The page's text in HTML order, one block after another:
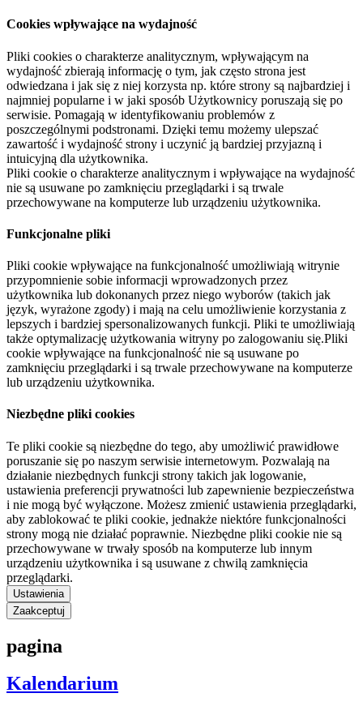
Cookies wpływające na wydajność
Pliki cookies o charakterze analitycznym, wpływającym na
wydajność zbierają informację o tym, jak często strona jest
odwiedzana i jak się z niej korzysta np. które strony są najbardziej i
najmniej popularne i w jaki sposób Użytkownicy poruszają się po
serwisie. Pomagają w identyfikowaniu problemów z
poszczególnymi podstronami. Dzięki temu możemy ulepszać
zawartość i wydajność strony i uczynić ją bardziej przyjazną i
intuicyjną dla użytkownika.
Pliki cookie o charakterze analitycznym i wpływające na wydajność
nie są usuwane po zamknięciu przeglądarki i są trwale
przechowywane na komputerze lub urządzeniu użytkownika.
Funkcjonalne pliki
Pliki cookie wpływające na funkcjonalność umożliwiają witrynie
przypomnienie sobie informacji wprowadzonych przez
użytkownika lub dokonanych przez niego wyborów (takich jak
język, wyrażone zgody) i mają na celu umożliwienie korzystania z
lepszych i bardziej spersonalizowanych funkcji. Pliki te umożliwiają
także optymalizację użytkowania witryny po zalogowaniu się.Pliki
cookie wpływające na funkcjonalność nie są usuwane po
zamknięciu przeglądarki i są trwale przechowywane na komputerze
lub urządzeniu użytkownika.
Niezbędne pliki cookies
Te pliki cookie są niezbędne do tego, aby umożliwić prawidłowe
poruszanie się po naszym serwisie internetowym. Pozwalają na
działanie niezbędnych funkcji strony takich jak logowanie,
ustawienia preferencji prywatności lub zapewnienie bezpieczeństwa
i nie mogą być wyłączone. Możesz zmienić ustawienia przeglądarki,
aby zablokować te pliki cookie, jednakże niektóre funkcjonalności
strony mogą nie działać poprawnie. Niezbędne pliki cookie nie są
przechowywane w trwały sposób na komputerze lub innym
urządzeniu użytkownika i są usuwane z chwilą zamknięcia
przeglądarki.
Ustawienia
Zaakceptuj
pagina
Kalendarium